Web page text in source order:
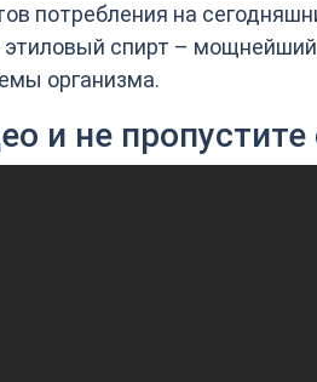
потребления на
спирт –
организма.
и не